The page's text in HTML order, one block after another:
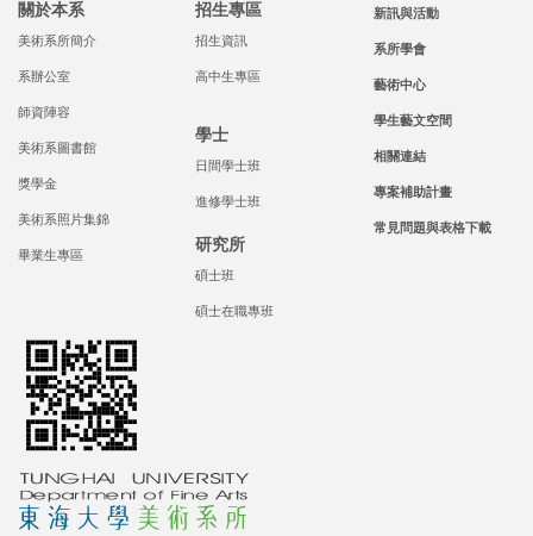
關於本系
美術系所簡介
系辦公室
師資陣容
美術系圖書館
獎學金
美術系照片集錦
畢業生專區
招生專區
招生資訊
高中生專區
學士
日間學士班
進修學士班
研究所
碩士班
碩士在職專班
新訊與活動
系所學會
藝術中心
學生藝文空間
相關連結
專案補助計畫
常見問題與表格下載